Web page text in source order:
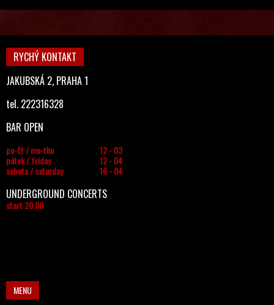
RYCHÝ KONTAKT
JAKUBSKÁ 2, PRAHA 1
tel. 222316328
BAR OPEN
po-čt / mo-thu
12 - 03
pátek / friday
12 - 04
sobota / saturday
16 - 04
UNDERGROUND CONCERTS
start 20.00
MENU